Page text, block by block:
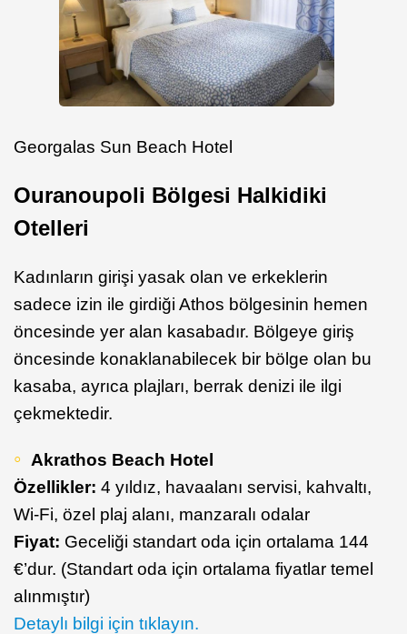
Georgalas Sun Beach Hotel
Ouranoupoli Bölgesi Halkidiki
Otelleri
Kadınların girişi yasak olan ve erkeklerin
sadece izin ile girdiği Athos bölgesinin hemen
öncesinde yer alan kasabadır. Bölgeye giriş
öncesinde konaklanabilecek bir bölge olan bu
kasaba, ayrıca plajları, berrak denizi ile ilgi
çekmektedir.
Akrathos Beach Hotel
Özellikler: 4 yıldız, havaalanı servisi, kahvaltı,
Wi-Fi, özel plaj alanı, manzaralı odalar
Fiyat: Geceliği standart oda için ortalama 144
€’dur. (Standart oda için ortalama fiyatlar temel
alınmıştır)
Detaylı bilgi için tıklayın.